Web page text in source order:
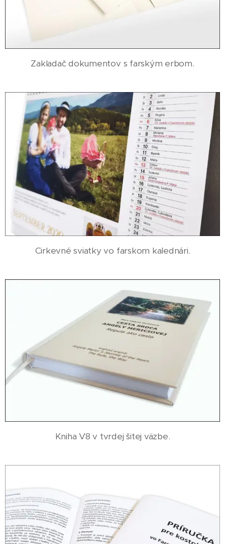
Zakladač dokumentov s farským erbom.
Cirkevné sviatky vo farskom kalednári.
Kniha V8 v tvrdej šitej väzbe.